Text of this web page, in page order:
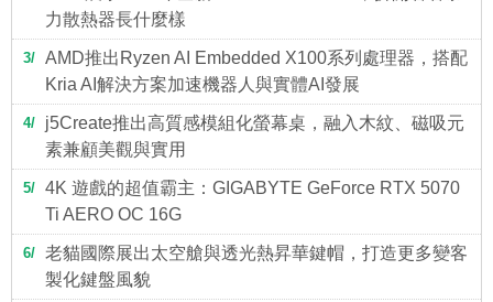
力散熱器長什麼樣
3
AMD推出Ryzen AI Embedded X100系列處理器，搭配
Kria AI解決方案加速機器人與實體AI發展
4
j5Create推出高質感模組化螢幕桌，融入木紋、磁吸元
素兼顧美觀與實用
5
4K 遊戲的超值霸主：GIGABYTE GeForce RTX 5070
Ti AERO OC 16G
6
老貓國際展出太空艙與透光熱昇華鍵帽，打造更多變客
製化鍵盤風貌